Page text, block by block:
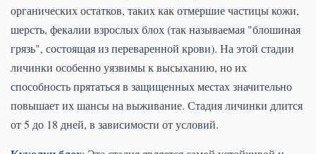
органических остатков, таких как отмершие частицы кожи,
шерсть, фекалии взрослых блох (так называемая "блошиная
грязь", состоящая из переваренной крови). На этой стадии
личинки особенно уязвимы к высыханию, но их
способность прятаться в защищенных местах значительно
повышает их шансы на выживание. Стадия личинки длится
от 5 до 18 дней, в зависимости от условий.